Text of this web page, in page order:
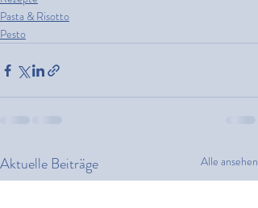
Pasta & Risotto
Pesto
Aktuelle Beiträge Alle ansehen